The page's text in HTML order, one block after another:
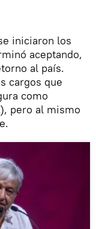
iniciaron los
aceptando,
al país.
cargos que
como
), pero al mismo